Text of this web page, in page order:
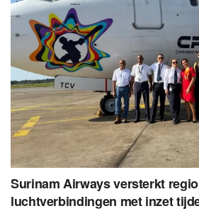
Surinam Airways versterkt
luchtverbindingen met inzet